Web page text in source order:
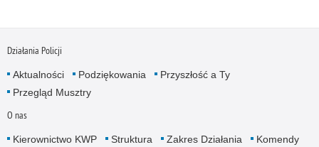
Działania Policji
Aktualności Podziękowania
Przyszłość a Ty
Przegląd Musztry
O nas
Kierownictwo KWP Struktura Zakres Działania
Komendy